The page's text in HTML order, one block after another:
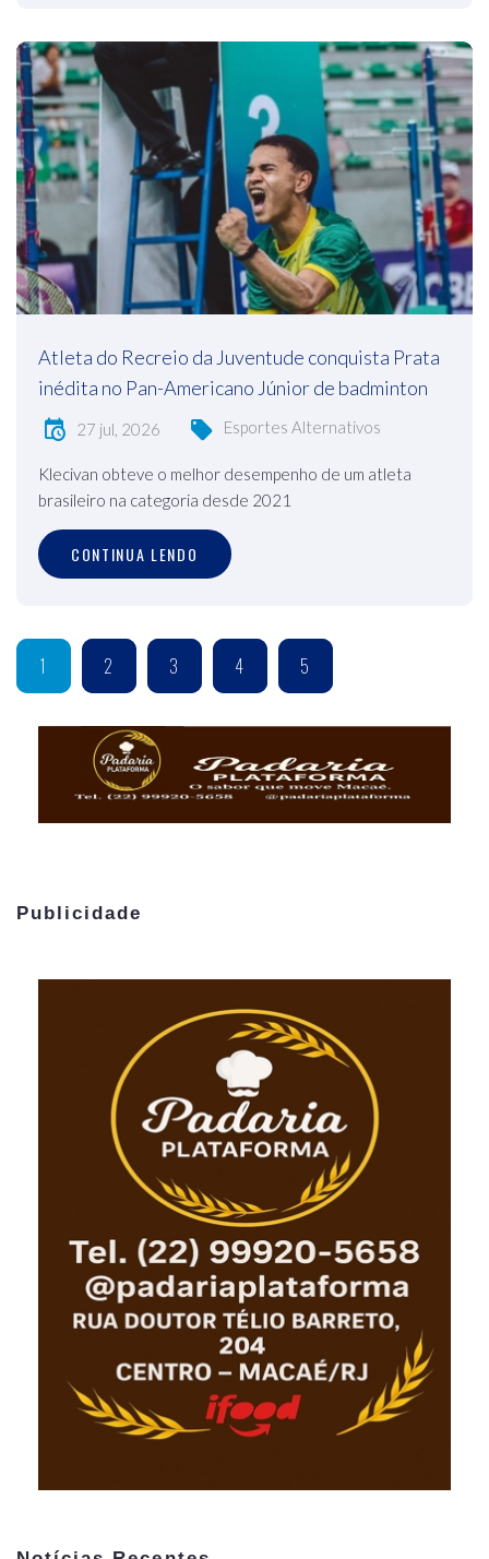
Atleta do Recreio da Juventude conquista Prata
inédita no Pan-Americano Júnior de badminton
27 jul, 2026 Esportes Alternativos
Klecivan obteve o melhor desempenho de um atleta
brasileiro na categoria desde 2021
CONTINUA LENDO
1 2 3 4 5
Publicidade